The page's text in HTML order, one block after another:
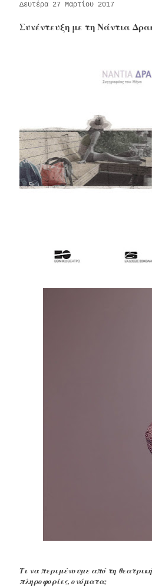
Δευτέρα 27 Μαρτίου 2017
Συνέντευξη με τη Νάντια
Τι να περιμένουμε από τη
πληροφορίες, ονόματα;